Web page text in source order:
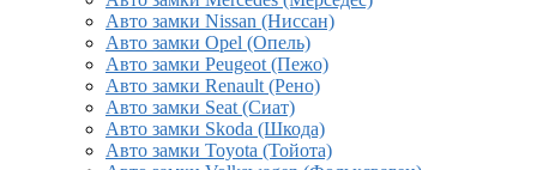
Авто замки Nissan (Ниссан)
Авто замки Opel (Опель)
Авто замки Peugeot (Пежо)
Авто замки Renault (Рено)
Авто замки Seat (Сиат)
Авто замки Skoda (Шкода)
Авто замки Toyota (Тойота)